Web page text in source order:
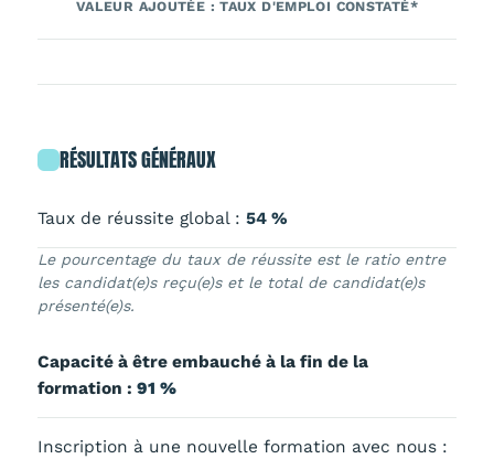
VALEUR AJOUTÉE : TAUX D'EMPLOI CONSTATÉ*
RÉSULTATS GÉNÉRAUX
Taux de réussite global : 54 %
Le pourcentage du taux de réussite est le ratio entre
les candidat(e)s reçu(e)s et le total de candidat(e)s
présenté(e)s.
Capacité à être embauché à la fin de la
formation : 91 %
Inscription à une nouvelle formation avec nous :